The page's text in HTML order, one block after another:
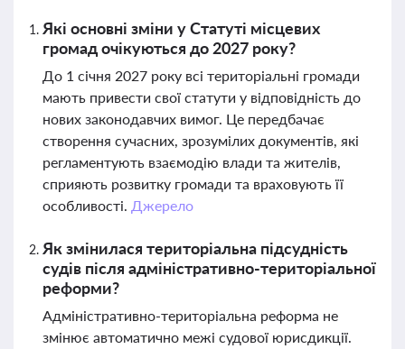
Які основні зміни у Статуті місцевих
громад очікуються до 2027 року?
До 1 січня 2027 року всі територіальні громади
мають привести свої статути у відповідність до
нових законодавчих вимог. Це передбачає
створення сучасних, зрозумілих документів, які
регламентують взаємодію влади та жителів,
сприяють розвитку громади та враховують її
особливості. Джерело
Як змінилася територіальна підсудність
судів після адміністративно-територіальної
реформи?
Адміністративно-територіальна реформа не
змінює автоматично межі судової юрисдикції.